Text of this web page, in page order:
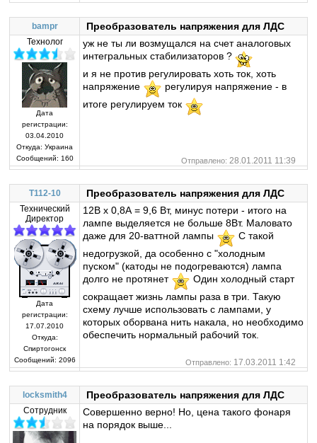
bampr Преобразователь напряжения для ЛДС
Технолог
Дата
регистрации:
03.04.2010
Откуда: Украина
Сообщений: 160
уж не ты ли возмущался на счет аналоговых
интегральных стабилизаторов ?
и я не против регулировать хоть ток, хоть
напряжение
регулируя напряжение - в
итоге регулируем ток
Отправлено: 28.01.2011 11:39
T112-10 Преобразователь напряжения для ЛДС
Технический
Директор
Дата
регистрации:
17.07.2010
Откуда:
Спиртогонск
Сообщений: 2096
12В х 0,8А = 9,6 Вт, минус потери - итого на
лампе выделяется не больше 8Вт. Маловато
даже для 20-ваттной лампы
С такой
недогрузкой, да особенно с "холодным
пуском" (катоды не подогреваются) лампа
долго не протянет
Один холодный старт
сокращает жизнь лампы раза в три. Такую
схему лучше использовать с лампами, у
которых оборвана нить накала, но необходимо
обеспечить нормальный рабочий ток.
Отправлено: 17.03.2011 1:42
locksmith4 Преобразователь напряжения для ЛДС
Сотрудник
Совершенно верно! Но, цена такого фонаря
на порядок выше...